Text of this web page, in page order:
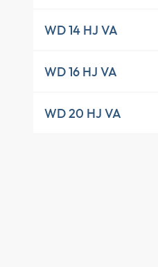
WD 14 HJ VA
WD 16 HJ VA
WD 20 HJ VA